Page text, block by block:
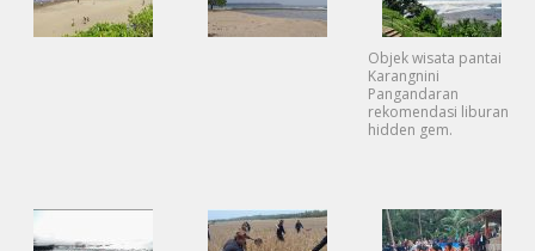
Objek wisata pantai
Karangnini
Pangandaran
rekomendasi liburan
hidden gem.